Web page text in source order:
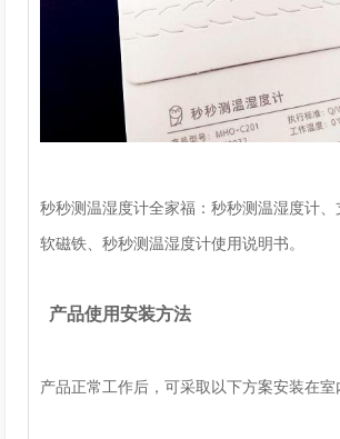
秒秒测温湿度计全家福：秒秒测温湿度计、
软磁铁、秒秒测温湿度计使用说明书。
产品使用安装方法
产品正常工作后，可采取以下方案安装在室